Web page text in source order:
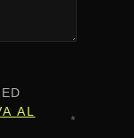
AL
*